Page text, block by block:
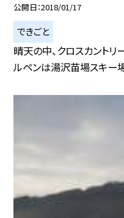
公開日 2018/01/17
できごと
晴天の中、クロスカント
ルペンは湯沢苗場スキー